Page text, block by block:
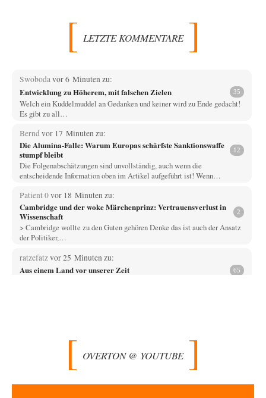
LETZTE KOMMENTARE
Swobodavor 6 Minuten zu:
Entwicklung zu Höherem, mit falschen Zielen 35
Welch ein Kuddelmuddel an Gedanken und keiner wird zu Ende gedacht!
Es gibt zu all…
Berndvor 17 Minuten zu:
Die Alumina-Falle: Warum Europas schärfste Sanktionswaffe
stumpf bleibt
12
Die Folgenabschätzungen sind unvollständig, auch wenn die
entscheidende Information oben im Artikel aufgeführt ist! Wenn…
Patient 0vor 18 Minuten zu:
Cambridge und der woke Märchenprinz: Vertrauensverlust in
Wissenschaft
2
> Cambridge wollte zu den Guten gehören Denke das ist auch der Ansatz
der Politiker,…
ratzefatzvor 25 Minuten zu:
Aus einem Land vor unserer Zeit 65
vor 2 Stunden zu:
Kühlwassermangel für Atomkraft
OVERTON @ YOUTUBE